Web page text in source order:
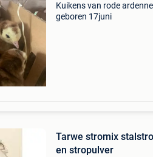
Kuikens van rode
geboren 17juni
Tarwe stromix
en stropulver